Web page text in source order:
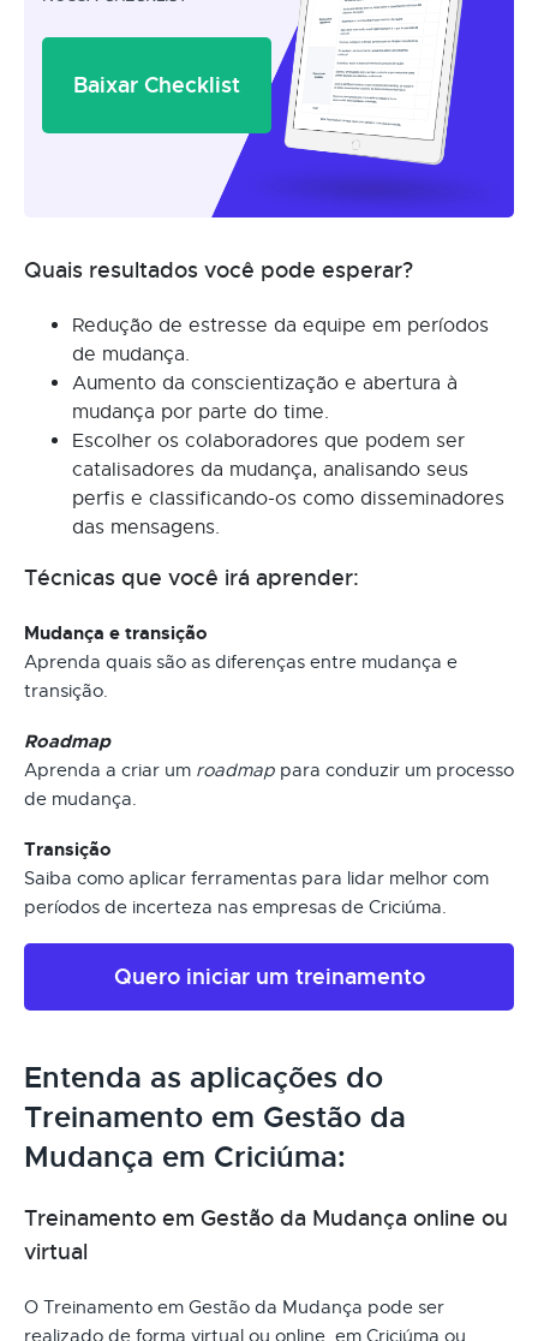
Baixar Checklist
Quais resultados você pode esperar?
Redução de estresse da equipe em períodos
de mudança.
Aumento da conscientização e abertura à
mudança por parte do time.
Escolher os colaboradores que podem ser
catalisadores da mudança, analisando seus
perfis e classificando-os como disseminadores
das mensagens.
Técnicas que você irá aprender:
Mudança e transição
Aprenda quais são as diferenças entre mudança e
transição.
Roadmap
Aprenda a criar um roadmap para conduzir um processo
de mudança.
Transição
Saiba como aplicar ferramentas para lidar melhor com
períodos de incerteza nas empresas de Criciúma.
Quero iniciar um treinamento
Entenda as aplicações do
Treinamento em Gestão da
Mudança em Criciúma:
Treinamento em Gestão da Mudança online ou
virtual
O Treinamento em Gestão da Mudança pode ser
realizado de forma virtual ou online, em Criciúma ou